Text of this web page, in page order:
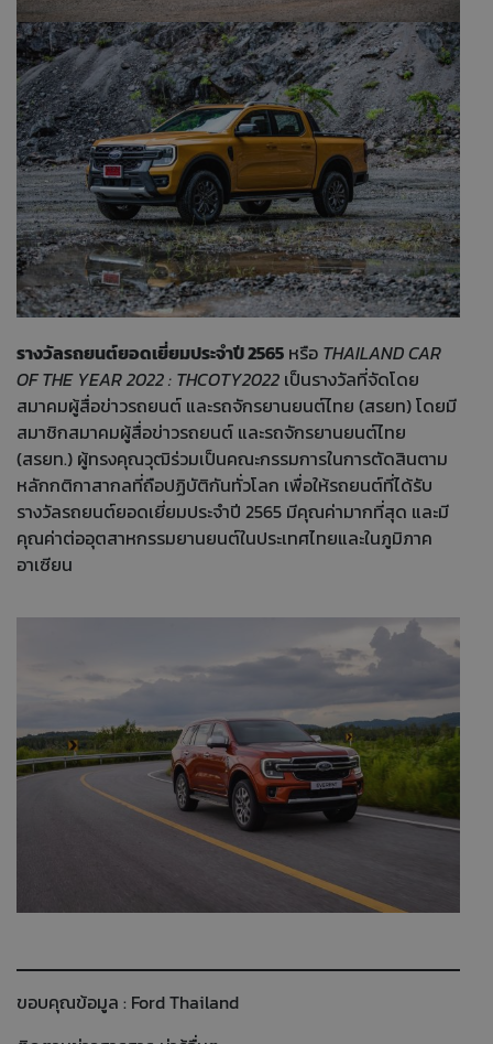
รางวัลรถยนต์ยอดเยี่ยมประจำปี 2565 หรือ THAILAND CAR
OF THE YEAR 2022 : THCOTY2022 เป็นรางวัลที่จัดโดย
สมาคมผู้สื่อข่าวรถยนต์ และรถจักรยานยนต์ไทย (สรยท) โดยมี
สมาชิกสมาคมผู้สื่อข่าวรถยนต์ และรถจักรยานยนต์ไทย
(สรยท.) ผู้ทรงคุณวุฒิร่วมเป็นคณะกรรมการในการตัดสินตาม
หลักกติกาสากลที่ถือปฏิบัติกันทั่วโลก เพื่อให้รถยนต์ที่ได้รับ
รางวัลรถยนต์ยอดเยี่ยมประจำปี 2565 มีคุณค่ามากที่สุด และมี
คุณค่าต่ออุตสาหกรรมยานยนต์ในประเทศไทยและในภูมิภาค
อาเซียน
ขอบคุณข้อมูล : Ford Thailand